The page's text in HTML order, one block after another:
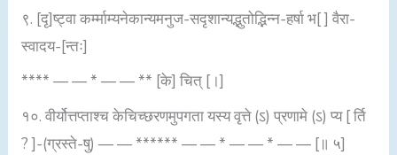
९. [दृ]ष्ट्वा कर्म्माम्यनेकान्यमनुज-सदृशान्यद्भुतोद्भिन्न-हर्षा भ[ ] वैरा-
स्वादय-[न्तः]
**** — — * — — ** [के] चित् [।]
१०. वीर्योत्तप्ताश्च केचिच्छरणमुपगता यस्य वृत्ते (ऽ) प्रणामे (ऽ) प्य [ र्ति
? ]-(ग्रस्ते-षु) — — ****** — — * — — * — — [॥ ५]